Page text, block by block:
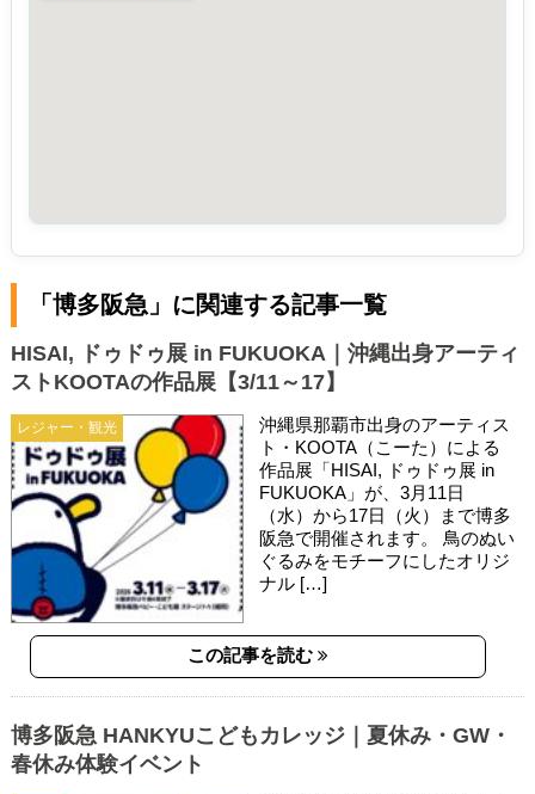
「博多阪急」に関連する記事一覧
レジャー・観光
HISAI, ドゥドゥ展 in FUKUOKA｜沖縄出身アーティ
ストKOOTAの作品展【3/11～17】
沖縄県那覇市出身のアーティス
ト・KOOTA（こーた）による
作品展「HISAI, ドゥドゥ展 in
FUKUOKA」が、3月11日
（水）から17日（火）まで博多
阪急で開催されます。 鳥のぬい
ぐるみをモチーフにしたオリジ
ナル […]
この記事を読む
博多阪急 HANKYUこどもカレッジ｜夏休み・GW・
春休み体験イベント